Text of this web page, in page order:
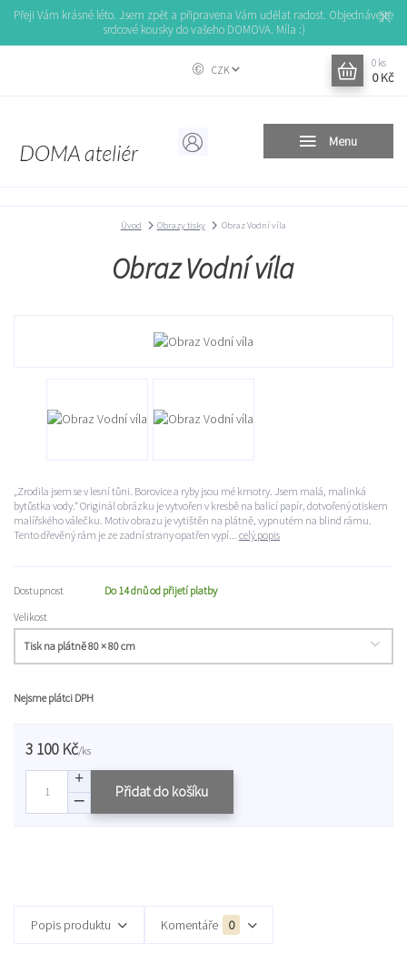
Přeji Vám krásné léto. Jsem zpět a připravena Vám udělat radost. Objednávejte
srdcové kousky do vašeho DOMOVA. Míla :)
Menu
CZK
0 ks
0 Kč
Úvod Obrazy tisky Obraz Vodní víla
Obraz Vodní víla
„Zrodila jsem se v lesní tůni. Borovice a ryby jsou mé kmotry. Jsem malá, malinká
bytůstka vody.“ Originál obrázku je vytvořen v kresbě na balicí papír, dotvořený otiskem
malířského válečku. Motiv obrazu je vytištěn na plátně, vypnutém na blind rámu.
Tento dřevěný rám je ze zadní strany opatřen vypí... celý popis
Dostupnost
Do 14 dnů od přijetí platby
Velikost
Nejsme plátci DPH
3 100 Kč/ks
Přidat do košíku
Popis produktu Komentáře 0